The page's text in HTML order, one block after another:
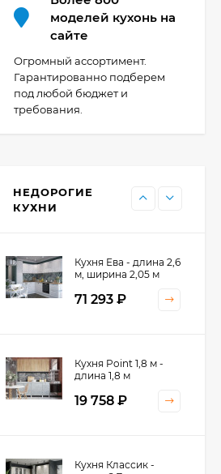
моделей кухонь на
сайте
Огромный ассортимент.
Гарантированно подберем
под любой бюджет и
требования.
НЕДОРОГИЕ
КУХНИ
Кухня Point 1,2 м -
13 655₽
11 476
Кухня Ева - длина 2,6
м, ширина 2,05 м
71 293 ₽
Кухня Point 1,8 м -
длина 1,8 м
19 758 ₽
Кухня Классик -
Кухня Принцесса -
длина 2,4 м
38 767₽
Кухня Оптима - длина